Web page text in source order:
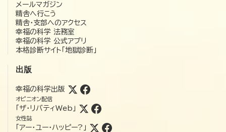
メールマガジン
精舎へ行こう
精舎・支部へのアクセス
幸福の科学 法務室
幸福の科学 公式アプリ
本格診断サイト「地獄診断」
出版
幸福の科学出版
オピニオン配信
「ザ・リバティWeb」
女性誌
「アー・ユー・ハッピー?」